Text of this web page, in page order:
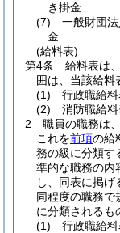
き掛金
(7)
一般財団
金
(給料表)
第4条
給料表は
囲は、当該給料
(1)
行政職給
(2)
消防職給
2
職員の職務は
これを前項の給
務の級に分類す
準的な職務の内
し、同表に掲
同程度の職務で
に分類されるも
(1)
行政職給